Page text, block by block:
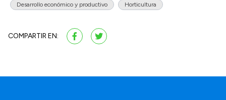
Desarrollo económico y productivo Horticultura
COMPARTIR EN: